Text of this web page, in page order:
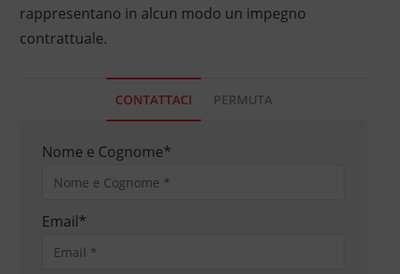
rappresentano in alcun modo un impegno
contrattuale.
CONTATTACI PERMUTA
Nome e Cognome*
Email*